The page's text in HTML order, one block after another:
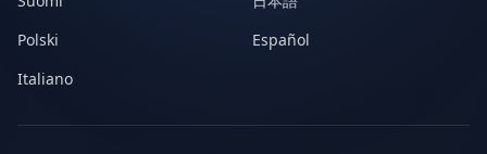
Polski
Español
Italiano